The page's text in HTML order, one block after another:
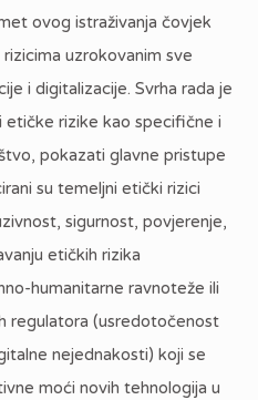
ovog istraživanja čovjek
uzrokovanim sve
i digitalizacije. Svrha rada je
rizike kao specifične i
pokazati glavne pristupe
su temeljni etički rizici
sigurnost, povjerenje,
etičkih rizika
humanitarne ravnoteže ili
regulatora (usredotočenost
nejednakosti) koji se
moći novih tehnologija u